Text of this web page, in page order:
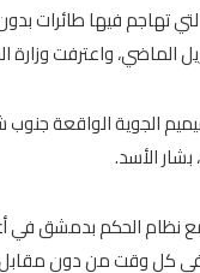
تهاجم فيها طائرات
الماضي، واعترفت وزارة
الجوية الواقعة
الأسد.
في كل وقت من دون